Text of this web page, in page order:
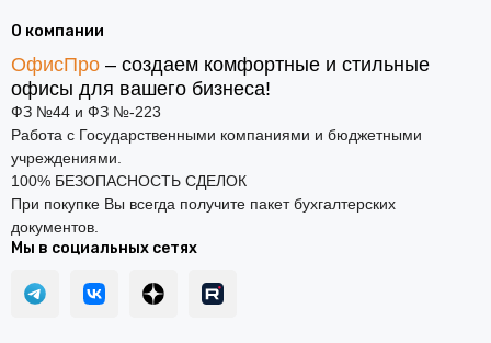
О компании
ОфисПро – создаем комфортные и стильные
офисы для вашего бизнеса!
ФЗ №44 и ФЗ №-223
Работа с Государственными компаниями и бюджетными
учреждениями.
100% БЕЗОПАСНОСТЬ СДЕЛОК
При покупке Вы всегда получите пакет бухгалтерских
документов.
Мы в социальных сетях